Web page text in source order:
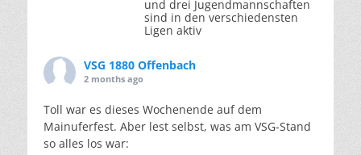
und drei Jugendmannschaften
sind in den verschiedensten
Ligen aktiv
VSG 1880 Offenbach
2 months ago
Toll war es dieses Wochenende auf dem
Mainuferfest. Aber lest selbst, was am VSG-Stand
so alles los war: